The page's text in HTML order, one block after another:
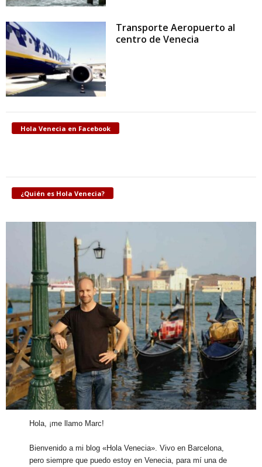
Transporte Aeropuerto al
centro de Venecia
Hola Venecia en Facebook
¿Quién es Hola Venecia?
Hola, ¡me llamo Marc!
Bienvenido a mi blog «Hola Venecia». Vivo en Barcelona,
pero siempre que puedo estoy en Venecia, para mí una de